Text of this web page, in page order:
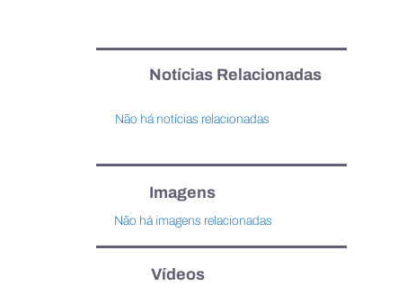
Notícias Relacionadas
Não há notícias relacionadas
Imagens
Não há imagens relacionadas
Vídeos